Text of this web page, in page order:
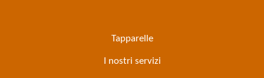
Tapparelle
I nostri servizi